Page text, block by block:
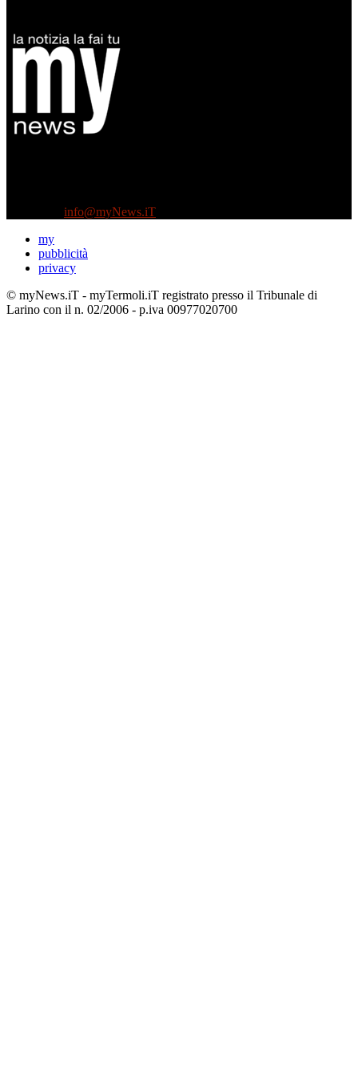
info@myNews.iT
my
pubblicità
privacy
© myNews.iT - myTermoli.iT registrato presso il Tribunale di
Larino con il n. 02/2006 - p.iva 00977020700